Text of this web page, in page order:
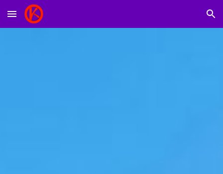
Skip to main content Skip to navigation